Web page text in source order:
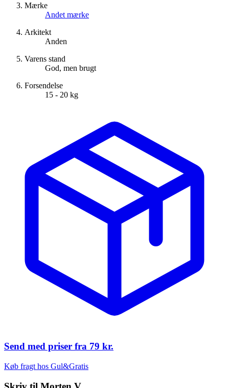
Mærke
Andet mærke
Arkitekt
Anden
Varens stand
God, men brugt
Forsendelse
15 - 20 kg
Send med priser fra 79 kr.
Køb fragt hos Gul&Gratis